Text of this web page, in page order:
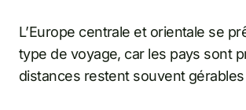
L’Europe centrale et orientale se
type de voyage, car les pays sont
distances restent souvent